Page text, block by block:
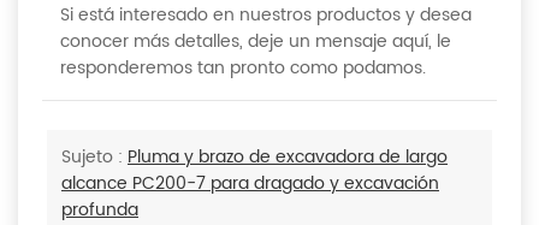
Si está interesado en nuestros productos y desea
conocer más detalles, deje un mensaje aquí, le
responderemos tan pronto como podamos.
Sujeto : Pluma y brazo de excavadora de largo
alcance PC200-7 para dragado y excavación
profunda